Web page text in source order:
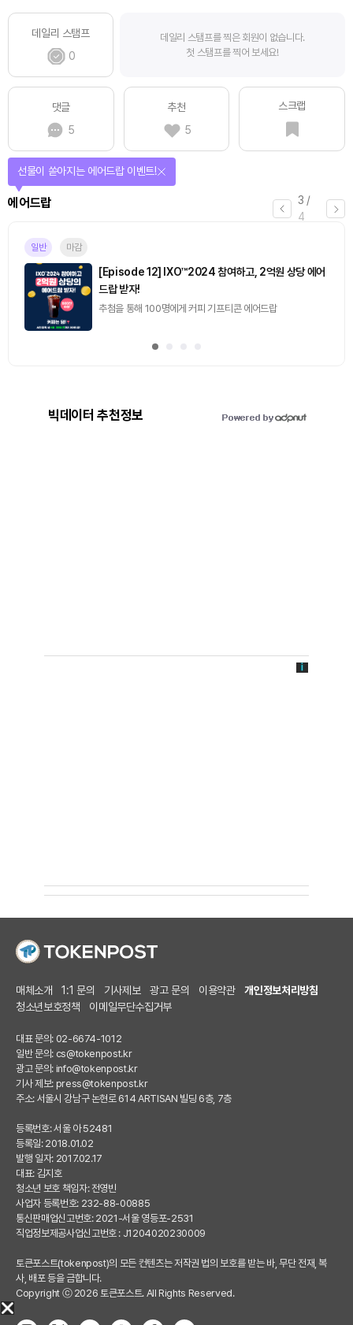
데일리 스탬프
0
데일리 스탬프를 찍은 회원이 없습니다.
첫 스탬프를 찍어 보세요!
댓글
5
추천
5
스크랩
3 /
4
에어드랍
선물이 쏟아지는 에어드랍 이벤트!
일반 마감
[Episode 12] IXO™2024 참여하고, 2억원 상당 에어
드랍 받자!
추첨을 통해 100명에게 커피 기프티콘 에어드랍
빅데이터 추천정보
매체소개 1:1 문의 기사제보 광고 문의 이용약관
개인정보처리방침
청소년보호정책
이메일무단수집거부
대표 문의: 02-6674-1012
일반 문의: cs@tokenpost.kr
광고 문의: info@tokenpost.kr
기사 제보: press@tokenpost.kr
주소: 서울시 강남구 논현로 614 ARTISAN 빌딩 6층, 7층
등록번호: 서울 아 52481
등록일: 2018.01.02
발행 일자: 2017.02.17
대표: 김지호
청소년 보호 책임자: 전영빈
사업자 등록번호: 232-88-00885
통신판매업신고번호: 2021-서울 영등포-2531
직업정보제공사업신고번호 : J1204020230009
토큰포스트(tokenpost)의 모든 컨텐츠는 저작권 법의 보호를 받는 바, 무단 전재, 복
사, 배포 등을 금합니다.
Copyright ⓒ 2026 토큰포스트. All Rights Reserved.